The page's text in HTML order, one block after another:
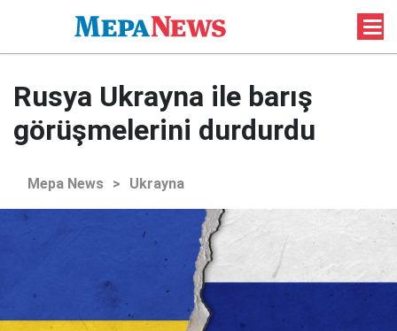
Rusya Ukrayna ile barış
görüşmelerini durdurdu
Mepa News > Ukrayna